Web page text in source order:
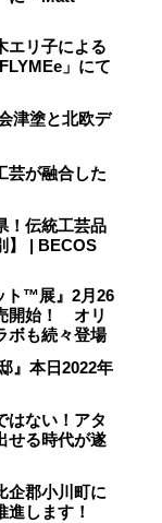
エリ子による
」にて
津塗と北欧デ
芸が融合した
！伝統工芸品
】 | BECOS
ト™展』2月26
開始！ オリ
ボも続々登場
』本日2022年
はない！アタ
せる時代が遂
企郡小川町に
します！